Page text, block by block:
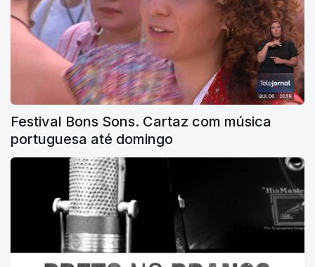
Festival Bons Sons. Cartaz com música
portuguesa até domingo